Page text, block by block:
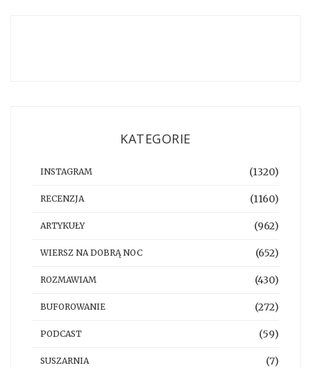
KATEGORIE
INSTAGRAM (1320)
RECENZJA (1160)
ARTYKUŁY (962)
WIERSZ NA DOBRĄ NOC (652)
ROZMAWIAM (430)
BUFOROWANIE (272)
PODCAST (59)
SUSZARNIA (7)